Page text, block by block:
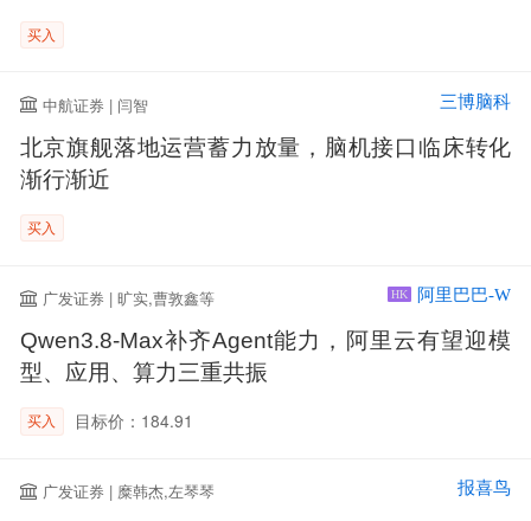
买入
中航证券 | 闫智 三博脑科
北京旗舰落地运营蓄力放量，脑机接口临床转化
渐行渐近
买入
广发证券 | 旷实,曹敦鑫等 HK 阿里巴巴-W
Qwen3.8-Max补齐Agent能力，阿里云有望迎模
型、应用、算力三重共振
买入 目标价：184.91
广发证券 | 糜韩杰,左琴琴 报喜鸟